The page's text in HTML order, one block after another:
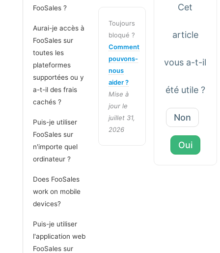
FooSales ?
Aurai-je accès à
FooSales sur
toutes les
plateformes
supportées ou y
a-t-il des frais
cachés ?
Puis-je utiliser
FooSales sur
n'importe quel
ordinateur ?
Does FooSales
work on mobile
devices?
Puis-je utiliser
l'application web
FooSales sur
Toujours
bloqué ?
Comment
pouvons-
nous
aider ?
Mise à
jour le
juillet 31,
2026
Cet
article
vous a-t-il
été utile ?
Non
Oui